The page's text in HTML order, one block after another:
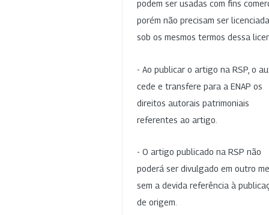
podem ser usadas com fins
porém não precisam ser
sob os mesmos termos dessa
- Ao publicar o artigo na RSP, o
cede e transfere para a ENAP os
direitos autorais patrimoniais
referentes ao artigo.
- O artigo publicado na RSP não
poderá ser divulgado em outro
sem a devida referência à
de origem.